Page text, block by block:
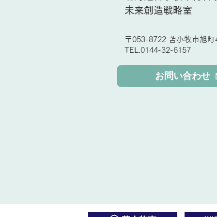
未来創造戦略室
〒053-8722 苫小牧市旭
TEL.0144-32-6157
お問い合わせ